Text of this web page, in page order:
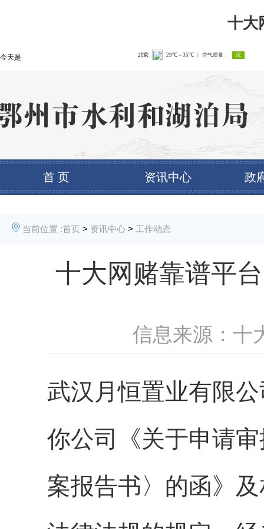
十大
今天是
首 页 资讯中心 政
当前位置 :首页 > 资讯中心 > 工作动态
十大网赌靠谱平
信息来源：十
武汉月恒置业有限
你公司《关于申请
案报告书〉的函》